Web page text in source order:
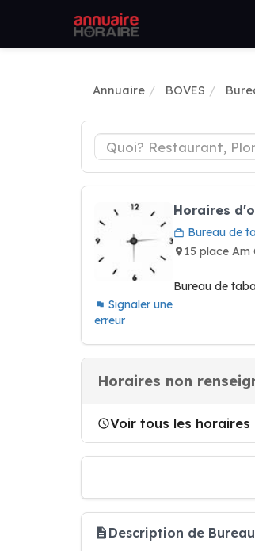
Annuaire BOVES
Signaler une
erreur
Horaires
Bureau de
15 place Am
Bureau de
Horaires non
Voir tous les horaires
Description de